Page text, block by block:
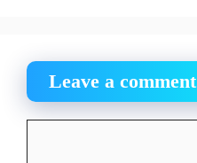
Leave a comment